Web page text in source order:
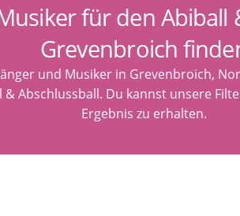
für den Abiball
Grevenbroich
und Musiker in Grevenbroich,
Abschlussball. Du kannst unsere
Ergebnis zu erhalten.